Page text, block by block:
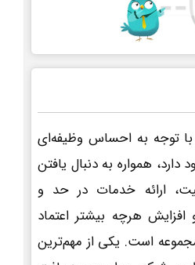
توجه به احساس وظیفه‌ای
همواره به دنبال یافتن
ارائه خدمات در حد و
افزایش هرچه بیشتر اعتماد
است. یکی از مهم‌ترین